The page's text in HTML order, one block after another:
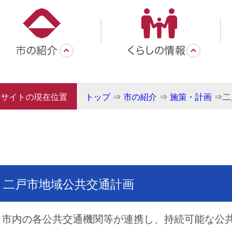
サイトの現在位置 トップ⇒ 市の紹介 ⇒ 施策・計画 ⇒
二戸市地域公共交通計画
市内の各公共交通機関等が連携し、持続可能な